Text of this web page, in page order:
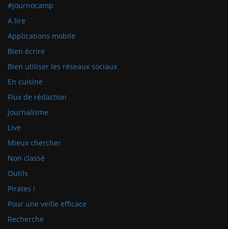
#journocamp
A lire
Applications mobile
Bien écrire
Bien utiliser les réseaux sociaux
En cuisine
Flux de rédaction
journalisme
Live
Mieux chercher
Non classé
Outils
Pirates !
Pour une veille efficace
Recherche